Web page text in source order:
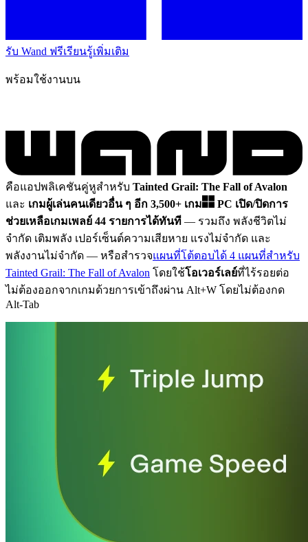
รับ Wand ฟรีเรียนรู้เพิ่มเติม
พร้อมใช้งานบน
คือแอปพลิเคชันคู่หูสำหรับ Tainted Grail: The Fall of Avalon
และ เกมผู้เล่นคนเดียวอื่น ๆ อีก 3,500+ เกม PC เปิด/ปิดการ
ช่วยเหลือเกมเพลย์ 44 รายการได้ทันที — รวมถึง พลังชีวิตไม่
จำกัด เติมพลัง เปอร์เซ็นต์ความเสียหาย แรงไม่จำกัด และ
พลังงานไม่จำกัด — หรือสำรวจแผนที่โต้ตอบได้ 4 แผนที่สำหรับ
Tainted Grail: The Fall of Avalon โดยใช้โอเวอร์เลย์ที่ไร้รอยต่อ
ไม่ต้องออกจากเกมด้วยการเข้าถึงผ่าน Alt+W โดยไม่ต้องกด
Alt-Tab